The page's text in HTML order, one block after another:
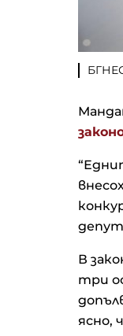
В
три
ясно,